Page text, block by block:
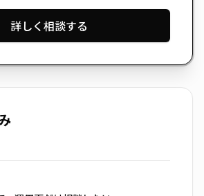
詳しく相談する